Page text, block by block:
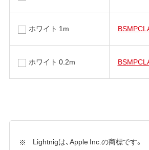
ホワイト 1m
ホワイト 0.2m
Lightnigは、Apple Inc.の商標です。